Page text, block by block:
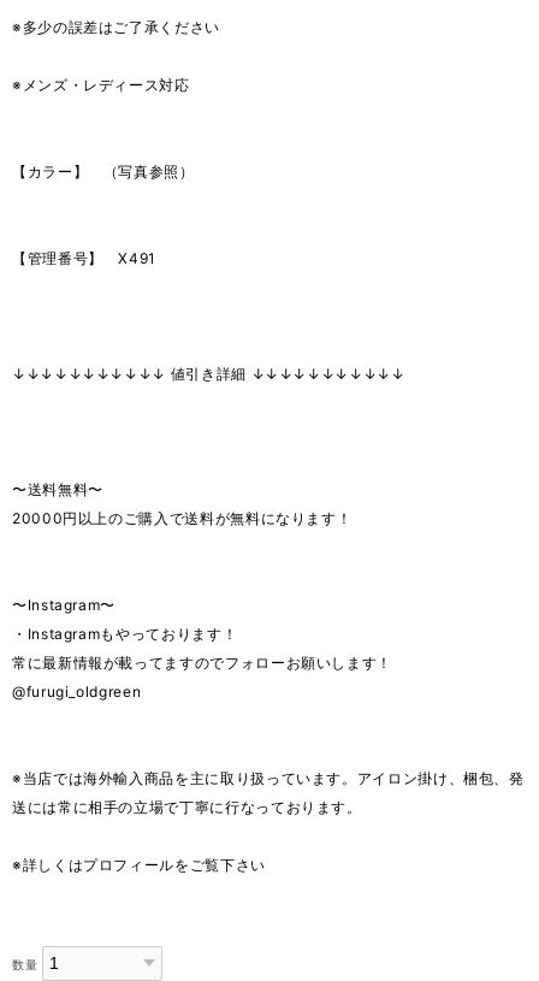
※多少の誤差はご了承ください
※メンズ・レディース対応
【カラー】 （写真参照）
【管理番号】 X491
↓↓↓↓↓↓↓↓↓↓↓ 値引き詳細 ↓↓↓↓↓↓↓↓↓↓↓
〜送料無料〜
20000円以上のご購入で送料が無料になります！
〜Instagram〜
・Instagramもやっております！
常に最新情報が載ってますのでフォローお願いします！
@furugi_oldgreen
※当店では海外輸入商品を主に取り扱っています。アイロン掛け、梱包、発
送には常に相手の立場で丁寧に行なっております。
※詳しくはプロフィールをご覧下さい
数量